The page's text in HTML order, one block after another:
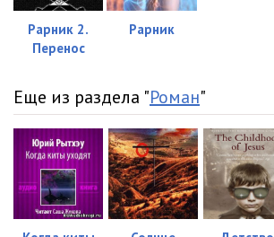
Рарник 2.
Перенос
Рарник
Еще из раздела "Роман"